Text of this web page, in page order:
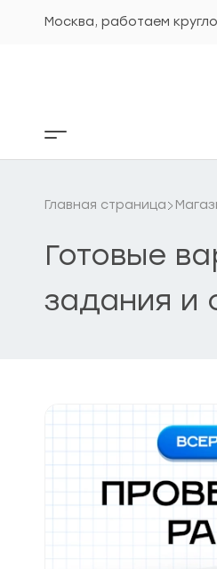
Москва, работаем
Кнопка
бокового
Главная страница
Готовые
задания и